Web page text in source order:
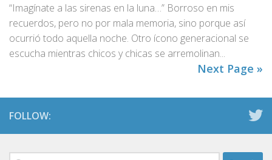
“Imagínate a las sirenas en la luna…” Borroso en mis
recuerdos, pero no por mala memoria, sino porque así
ocurrió todo aquella noche. Otro ícono generacional se
escucha mientras chicos y chicas se arremolinan...
Next Page »
FOLLOW: